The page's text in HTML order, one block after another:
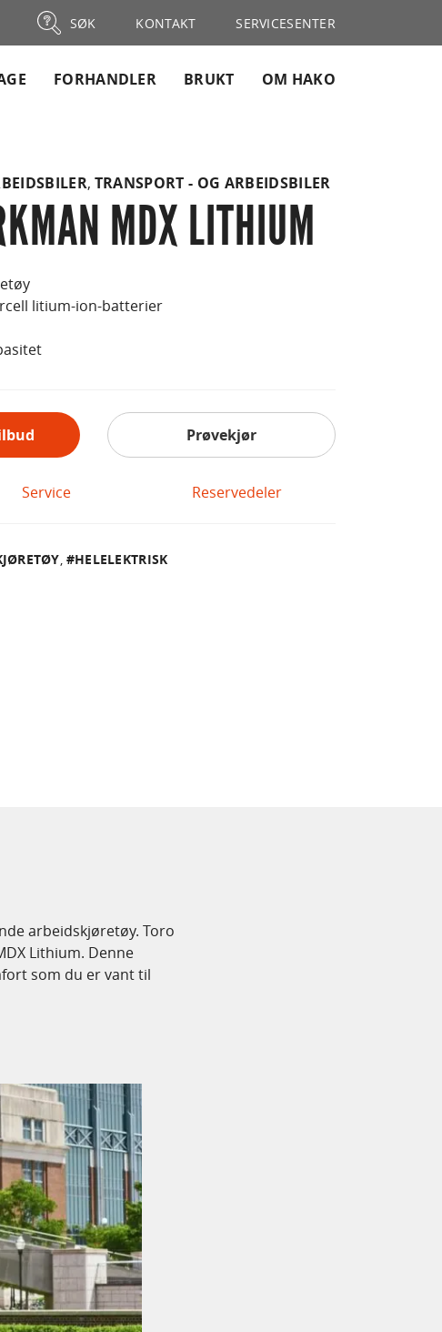
SØK KONTAKT SERVICESENTER
FORHANDLER BRUKT OM HAKO
, TRANSPORT - OG ARBEIDSBILER
MDX LITHIUM
litium-ion-batterier
Prøvekjør
Service Reservedeler
HELELEKTRISK
arbeidskjøretøy. Toro
Lithium. Denne
som du er vant til